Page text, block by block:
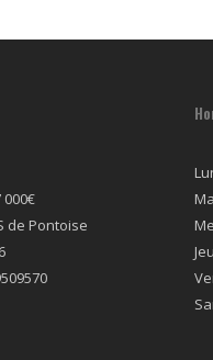
000€
de Pontoise